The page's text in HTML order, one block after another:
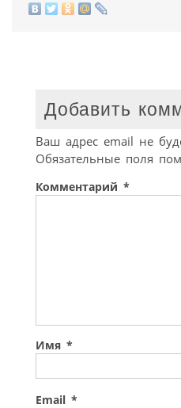
Добавить
Ваш адрес email не
Обязательные поля
Комментарий *
Имя *
Email *